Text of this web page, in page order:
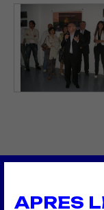
APRES